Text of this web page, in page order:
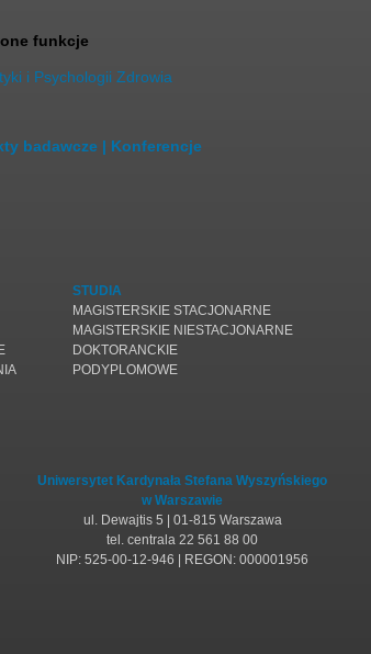
funkcje
i Psychologii Zdrowia
badawcze| Konferencje
STUDIA
MAGISTERSKIE STACJONARNE
MAGISTERSKIE NIESTACJONARNE
DOKTORANCKIE
PODYPLOMOWE
Uniwersytet Kardynała Stefana Wyszyńskiego
w Warszawie
ul. Dewajtis 5 | 01-815 Warszawa
tel. centrala 22 561 88 00
NIP: 525-00-12-946 | REGON: 000001956